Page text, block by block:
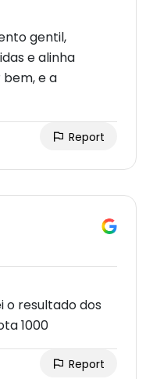
gentil,
e alinha
e a
Report
o resultado dos
1000
Report